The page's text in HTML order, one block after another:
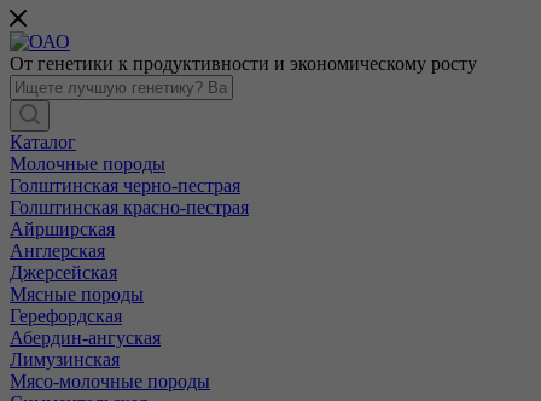
От генетики к продуктивности и экономическому росту
Каталог
Молочные породы
Голштинская черно-пестрая
Голштинская красно-пестрая
Айрширская
Англерская
Джерсейская
Мясные породы
Герефордская
Абердин-ангуская
Лимузинская
Мясо-молочные породы